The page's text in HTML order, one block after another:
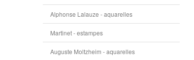
Alphonse Lalauze - aquarelles
Martinet - estampes
Auguste Moltzheim - aquarelles